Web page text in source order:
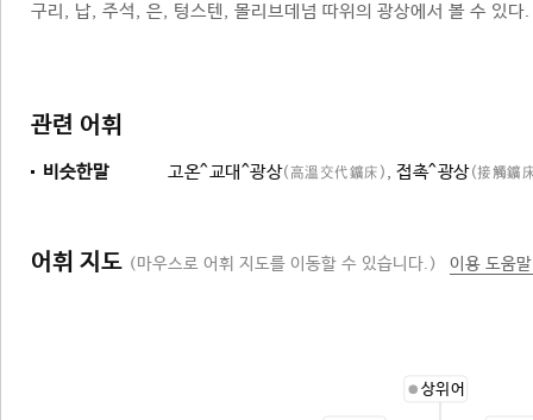
구리, 납, 주석, 은, 텅스텐, 몰리브데넘 따위의 광상에서 볼 수 있다.
관련 어휘
비슷한말 고온^교대^광상(高溫交代鑛床) , 접촉^광상(接觸鑛
어휘 지도 (마우스로 어휘 지도를 이동할 수 있습니다.) 이용 도움
상위어